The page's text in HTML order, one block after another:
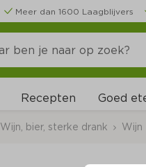
Meer dan 1600 Laagblijvers
Recepten Goed
Wijn, bier, sterke drank Wijn